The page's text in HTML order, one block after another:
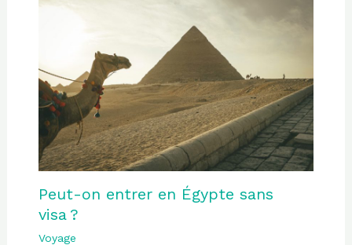
Peut-on entrer en Égypte sans
visa ?
Voyage